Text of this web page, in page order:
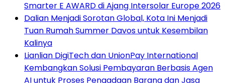
Smarter E AWARD di Ajang Intersolar Europe 2026
Dalian Menjadi Sorotan Global, Kota Ini Menjadi
Tuan Rumah Summer Davos untuk Kesembilan
Kalinya
Lianlian DigiTech dan UnionPay International
Kembangkan Solusi Pembayaran Berbasis Agen
AI untuk Proses Pengadaan Barang dan Jasa